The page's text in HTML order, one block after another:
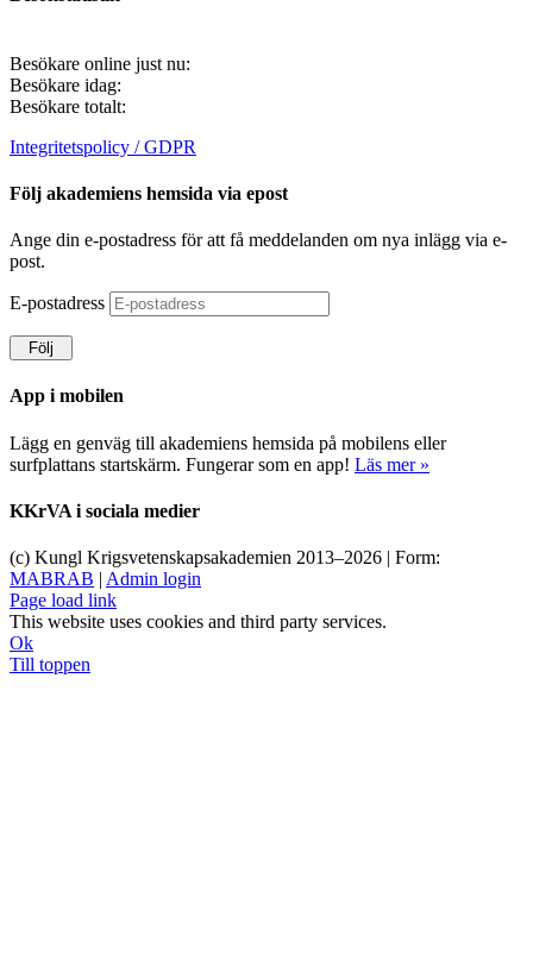
Besökare online just nu:
Besökare idag:
Besökare totalt:
Integritetspolicy / GDPR
Följ akademiens hemsida via epost
Ange din e-postadress för att få meddelanden om nya inlägg via e-
post.
E-postadress
Följ
App i mobilen
Lägg en genväg till akademiens hemsida på mobilens eller
surfplattans startskärm. Fungerar som en app! Läs mer »
KKrVA i sociala medier
(c) Kungl Krigsvetenskapsakademien 2013–2026 | Form:
MABRAB | Admin login
Page load link
This website uses cookies and third party services.
Ok
Till toppen